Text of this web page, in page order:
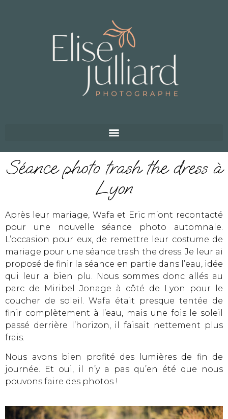
Séance photo trash the dress à
Lyon
Après leur mariage, Wafa et Eric m’ont recontacté
pour une nouvelle séance photo automnale.
L’occasion pour eux, de remettre leur costume de
mariage pour une séance trash the dress. Je leur ai
proposé de finir la séance en partie dans l’eau, idée
qui leur a bien plu. Nous sommes donc allés au
parc de Miribel Jonage à côté de Lyon pour le
coucher de soleil. Wafa était presque tentée de
finir complètement à l’eau, mais une fois le soleil
passé derrière l’horizon, il faisait nettement plus
frais.
Nous avons bien profité des lumières de fin de
journée. Et oui, il n’y a pas qu’en été que nous
pouvons faire des photos !